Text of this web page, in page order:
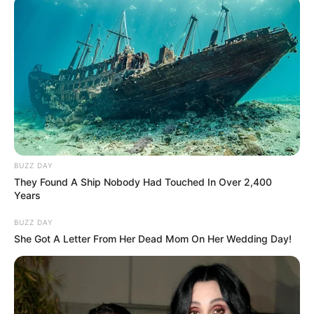
Prezentacja wideo
BUZZ DAY
They Found A Ship Nobody Had Touched In Over 2,400
Years
BUZZ DAY
She Got A Letter From Her Dead Mom On Her Wedding Day!